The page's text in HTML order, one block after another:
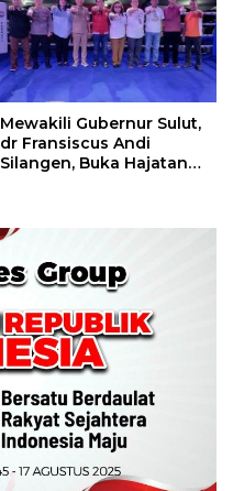
Mewakili Gubernur Sulut,
dr Fransiscus Andi
Silangen, Buka Hajatan